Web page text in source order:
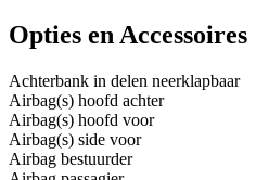
Opties en Accessoires
Achterbank in delen neerklapbaar
Airbag(s) hoofd achter
Airbag(s) hoofd voor
Airbag(s) side voor
Airbag bestuurder